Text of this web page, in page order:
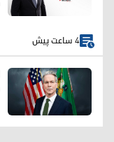
4 ساعت پیش